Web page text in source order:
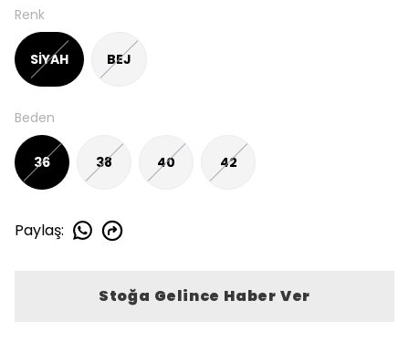
Renk
SİYAH BEJ
Beden
36 38 40 42
Paylaş:
Stoğa Gelince Haber Ver